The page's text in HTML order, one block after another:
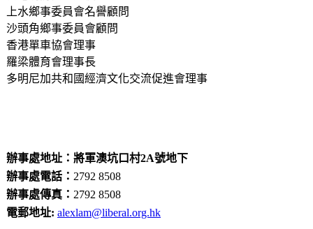
上水鄉事委員會名譽顧問
沙頭角鄉事委員會顧問
香港單車協會理事
羅梁體育會理事長
多明尼加共和國經濟文化交流促進會理事
辦事處地址：將軍澳坑口村2A號地下
辦事處電話： 2792 8508
辦事處傳真： 2792 8508
電郵地址: alexlam@liberal.org.hk